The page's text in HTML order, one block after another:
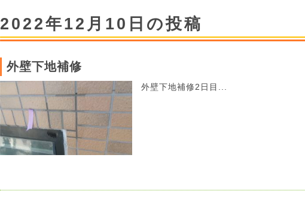
2022年12月10日の投稿
外壁下地補修
外壁下地補修2日目...